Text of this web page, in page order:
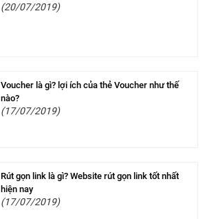
(20/07/2019)
Voucher là gì? lợi ích của thẻ Voucher như thế
nào?
(17/07/2019)
Rút gọn link là gì? Website rút gọn link tốt nhất
hiện nay
(17/07/2019)